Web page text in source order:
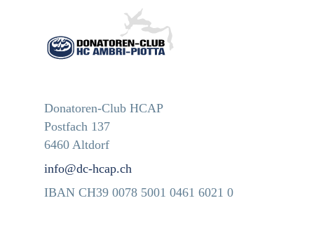
Donatoren-Club HCAP
Postfach 137
6460 Altdorf
info@dc-hcap.ch
IBAN CH39 0078 5001 0461 6021 0